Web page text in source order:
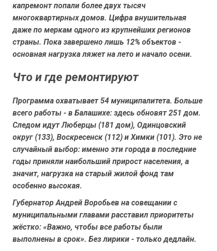
капремонт попали более двух тысяч
многоквартирных домов. Цифра внушительная
даже по меркам одного из крупнейших регионов
страны. Пока завершено лишь 12% объектов -
основная нагрузка ляжет на лето и начало осени.
Что и где ремонтируют
Программа охватывает 54 муниципалитета. Больше
всего работы - в Балашихе: здесь обновят 251 дом.
Следом идут Люберцы (181 дом), Одинцовский
округ (133), Воскресенск (112) и Химки (101). Это не
случайный выбор: именно эти города в последние
годы приняли наибольший прирост населения, а
значит, нагрузка на старый жилой фонд там
особенно высокая.
Губернатор Андрей Воробьев на совещании с
муниципальными главами расставил приоритеты
жёстко: «Важно, чтобы все работы были
выполнены в срок». Без лирики - только дедлайн.